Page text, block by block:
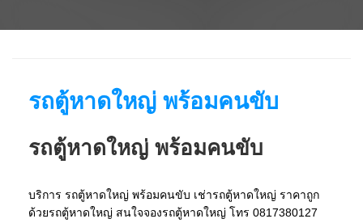
รถตู้หาดใหญ่ พร้อมคนขับ
รถตู้หาดใหญ่ พร้อมคนขับ
บริการ รถตู้หาดใหญ่ พร้อมคนขับ เช่ารถตู้หาดใหญ่ ราคาถูก
ด้วยรถตู้หาดใหญ่ สนใจจองรถตู้หาดใหญ่ โทร 0817380127